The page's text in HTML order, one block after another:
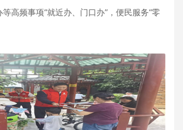
高频事项“就近办、门口办”，便民服务“零